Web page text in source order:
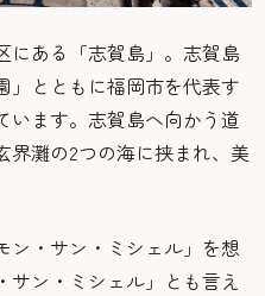
にある「志賀島」。志賀島
」とともに福岡市を代表す
います。志賀島へ向かう道
界灘の2つの海に挟まれ、美
ン・サン・ミシェル」を想
ン・ミシェル」とも言え